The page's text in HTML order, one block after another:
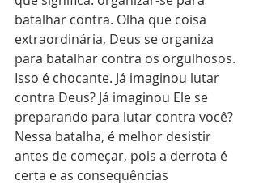
batalhar contra. Olha que coisa
extraordinária, Deus se organiza
para batalhar contra os orgulhosos.
Isso é chocante. Já imaginou lutar
contra Deus? Já imaginou Ele se
preparando para lutar contra você?
Nessa batalha, é melhor desistir
antes de começar, pois a derrota é
certa e as consequências